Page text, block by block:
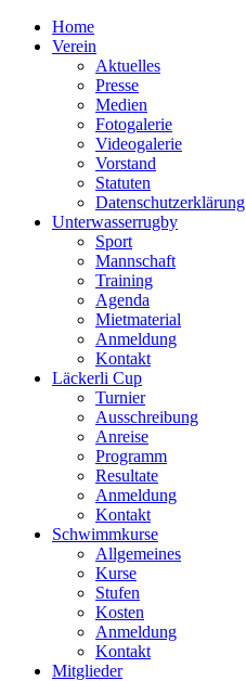
Home
Verein
Aktuelles
Presse
Medien
Fotogalerie
Videogalerie
Vorstand
Statuten
Datenschutzerklärung
Unterwasserrugby
Sport
Mannschaft
Training
Agenda
Mietmaterial
Anmeldung
Kontakt
Läckerli Cup
Turnier
Ausschreibung
Anreise
Programm
Resultate
Anmeldung
Kontakt
Schwimmkurse
Allgemeines
Kurse
Stufen
Kosten
Anmeldung
Kontakt
Mitglieder